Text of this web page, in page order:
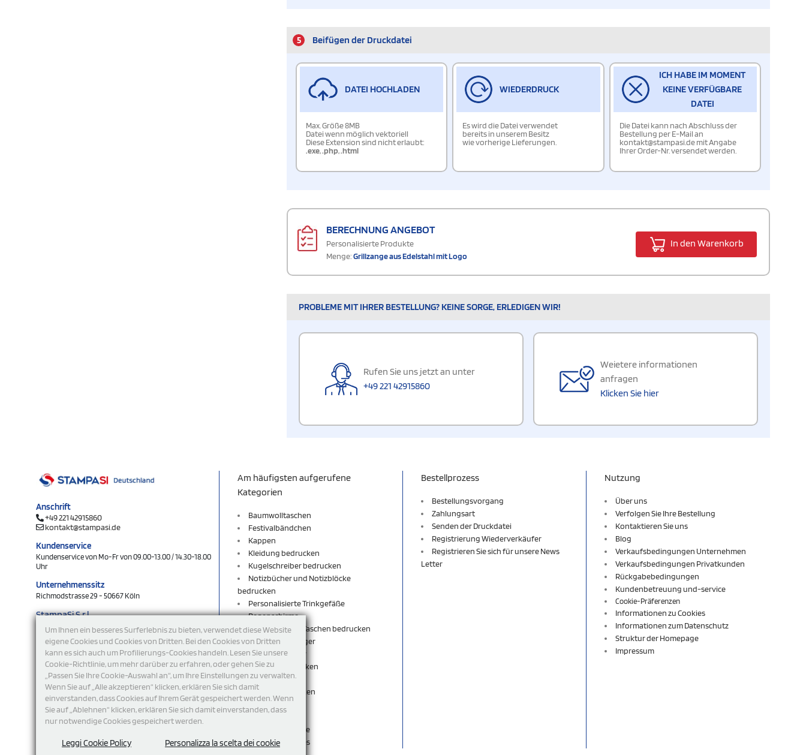
Um Ihnen ein besseres Surferlebnis zu bieten, verwendet diese Website
eigene Cookies und Cookies von Dritten. Bei den Cookies von Dritten
kann es sich auch um Profilierungs-Cookies handeln. Lesen Sie unsere
Cookie-Richtlinie, um mehr darüber zu erfahren, oder gehen Sie zu
„Passen Sie Ihre Cookie-Auswahl an“, um Ihre Einstellungen zu verwalten.
Wenn Sie auf „Alle akzeptieren“ klicken, erklären Sie sich damit
einverstanden, dass Cookies auf Ihrem Gerät gespeichert werden. Wenn
Sie auf „Ablehnen“ klicken, erklären Sie sich damit einverstanden, dass
nur notwendige Cookies gespeichert werden.
Leggi Cookie Policy Personalizza la scelta dei cookie
5 Beifügen der Druckdatei
DATEI HOCHLADEN
Max. Größe 8MB
Datei wenn möglich vektoriell
Diese Extension sind nicht erlaubt:
.exe,.php,.html
WIEDERDRUCK
Es wird die Datei verwendet
bereits in unserem Besitz
wie vorherige Lieferungen.
ICH HABE IM MOMENT
KEINE VERFÜGBARE
DATEI
Die Datei kann nach Abschluss der
Bestellung per E-Mail an
kontakt@stampasi.de mit Angabe
Ihrer Order-Nr. versendet werden.
BERECHNUNG ANGEBOT
Personalisierte Produkte
Menge:Grillzange aus Edelstahl mit Logo
In den Warenkorb
PROBLEME MIT IHRER BESTELLUNG? KEINE SORGE, ERLEDIGEN WIR!
Rufen Sie uns jetzt an unter
+49 221 42915860
Weietere informationen
anfragen
Klicken Sie hier
Anschrift
+49 221 42915860
kontakt@stampasi.de
Kundenservice
Kundenservice von Mo-Fr von 09.00-13.00 / 14.30-18.00
Uhr
Unternehmenssitz
Richmodstrasse 29 - 50667 Köln
StampaSi S.r.l.
folgen Sie uns
Am häufigsten aufgerufene
Kategorien
Baumwolltaschen
Festivalbändchen
Kappen
Kleidung bedrucken
Kugelschreiber bedrucken
Notizbücher und Notizblöcke
bedrucken
Personalisierte Trinkgefäße
Regenschirme
Rucksäcke und Taschen bedrucken
Schlüsselanhänger
Schlüsselbänder
Shopper bedrucken
Sweatshirt
T-Shirts bedrucken
Turnbeutel
USB-Sticks
Werbegeschenke
Wohnaccessoires
Bestellprozess
Bestellungsvorgang
Zahlungsart
Senden der Druckdatei
Registrierung Wiederverkäufer
Registrieren Sie sich für unsere News
Letter
Nutzung
Über uns
Verfolgen Sie Ihre Bestellung
Kontaktieren Sie uns
Blog
Verkaufsbedingungen Unternehmen
Verkaufsbedingungen Privatkunden
Rückgabebedingungen
Kundenbetreuung und-service
Cookie-Präferenzen
Informationen zu Cookies
Informationen zum Datenschutz
Struktur der Homepage
Impressum